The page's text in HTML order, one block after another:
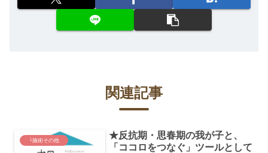
関連記事
└施術その他
★反抗期・思春期の我が子と、
「ココロをつなぐ」ツールとして